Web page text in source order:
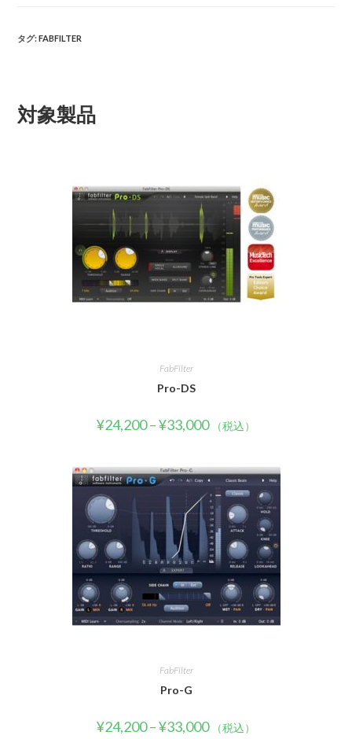
タグ:FABFILTER
対象製品
FabFilter
Pro-DS
¥24,200–¥33,000 （税込）
FabFilter
Pro-G
¥24,200–¥33,000 （税込）